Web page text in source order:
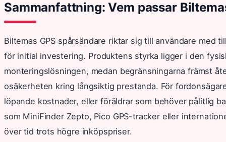
Sammanfattning: Vem passar
Biltemas GPS spårsändare riktar sig till användare med
för initial investering. Produktens styrka ligger i den
monteringslösningen, medan begränsningarna främst
osäkerheten kring långsiktig prestanda. För
löpande kostnader, eller föräldrar som behöver pålitlig
som MiniFinder Zepto, Pico GPS-tracker eller
över tid trots högre inköpspriser.